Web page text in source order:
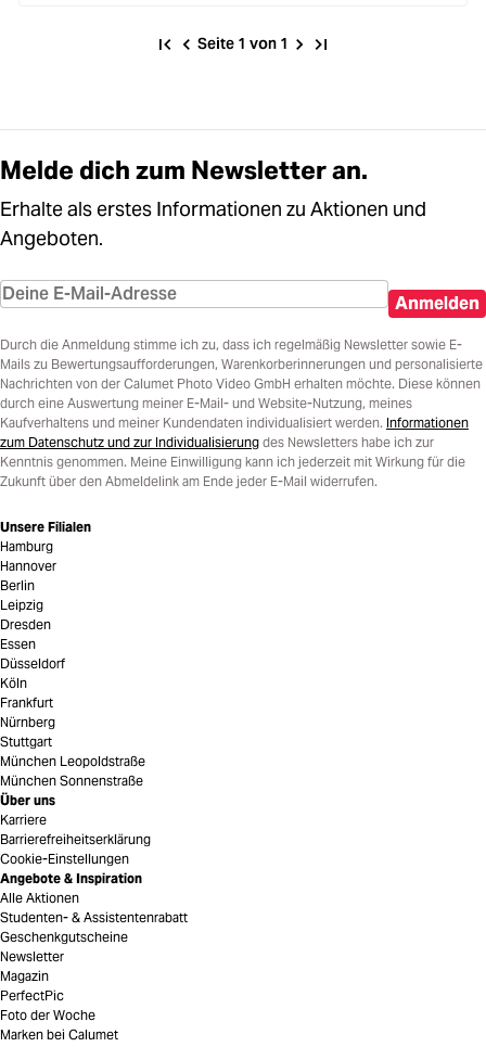
Seite 1 von 1
Melde dich zum Newsletter an.
Erhalte als erstes Informationen zu Aktionen und
Angeboten.
Anmelden
Durch die Anmeldung stimme ich zu, dass ich regelmäßig Newsletter sowie E-
Mails zu Bewertungsaufforderungen, Warenkorberinnerungen und personalisierte
Nachrichten von der Calumet Photo Video GmbH erhalten möchte. Diese können
durch eine Auswertung meiner E-Mail- und Website-Nutzung, meines
Kaufverhaltens und meiner Kundendaten individualisiert werden. Informationen
zum Datenschutz und zur Individualisierung des Newsletters habe ich zur
Kenntnis genommen. Meine Einwilligung kann ich jederzeit mit Wirkung für die
Zukunft über den Abmeldelink am Ende jeder E-Mail widerrufen.
Unsere Filialen
Hamburg
Hannover
Berlin
Leipzig
Dresden
Essen
Düsseldorf
Köln
Frankfurt
Nürnberg
Stuttgart
München Leopoldstraße
München Sonnenstraße
Über uns
Karriere
Barrierefreiheitserklärung
Cookie-Einstellungen
Angebote & Inspiration
Alle Aktionen
Studenten- & Assistentenrabatt
Geschenkgutscheine
Newsletter
Magazin
PerfectPic
Foto der Woche
Marken bei Calumet